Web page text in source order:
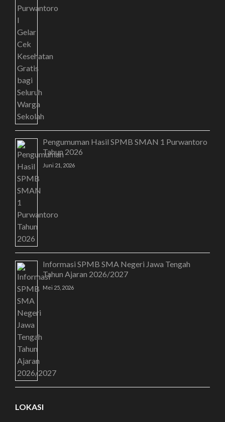
Pengumuman Hasil SPMB SMAN 1 Purwantoro
Tahun 2026
Juni 21, 2026
Informasi SPMB SMA Negeri Jawa Tengah
Tahun Ajaran 2026/2027
Mei 25, 2026
LOKASI